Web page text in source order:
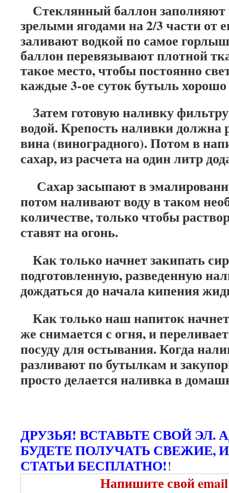
Стеклянный баллон
зрелыми ягодами на 2/3части от
заливают водкой по самое
баллон перевязывают плотной
такое место, чтобы постоянно
каждые 3-ое суток бутыль
Затем готовую наливку
водой. Крепость наливки должна
вина (виноградного). Потом в
сахар, из расчета на один литр
Сахар засыпают в
потом наливают воду в таком
количестве, только чтобы
ставят на огонь.
Как только начнет закипать
подготовленную, разведенную
дождаться до начала кипения
Как только наш напиток начнет
же снимается с огня, и
посуду для остывания. Когда
разливают по бутылкам и
просто делается наливка в
ДРУЗЬЯ! ВСТАВЬТЕ СВОЙ ЭЛ.
БУДЕТЕ ПОЛУЧАТЬ СВЕЖИЕ,
СТАТЬИ БЕСПЛАТНО!!
Напишите свой